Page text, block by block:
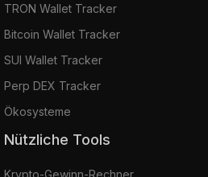
TRON Wallet Tracker
Bitcoin Wallet Tracker
SUI Wallet Tracker
Perp DEX Tracker
Ökosysteme
Nützliche Tools
Krypto-Gewinn-Rechner